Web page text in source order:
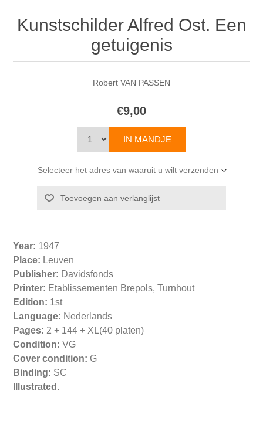
Kunstschilder Alfred Ost. Een
getuigenis
Robert VAN PASSEN
€9,00
Selecteer het adres van waaruit u wilt verzenden
Year: 1947
Place: Leuven
Publisher: Davidsfonds
Printer: Etablissementen Brepols, Turnhout
Edition: 1st
Language: Nederlands
Pages: 2 + 144 + XL(40 platen)
Condition: VG
Cover condition: G
Binding: SC
Illustrated.